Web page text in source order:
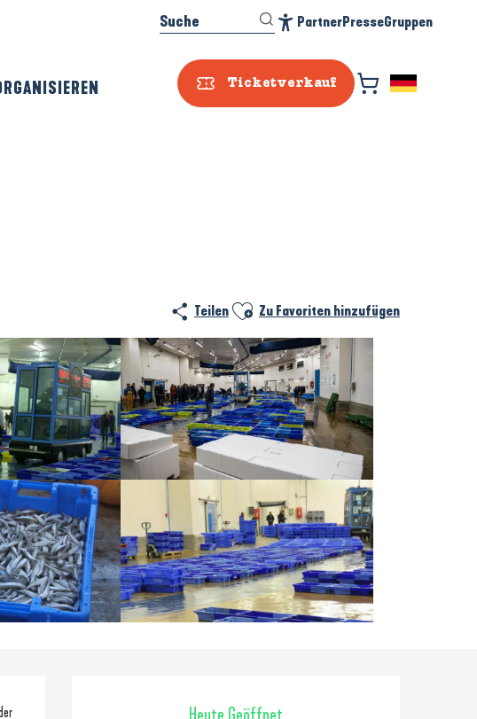
Ticketverkauf
Suche PartnerPresseGruppen
Teilen Ajouter aux favoris
Zu Favoriten hinzufügen
Öffnungszeiten &